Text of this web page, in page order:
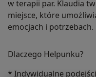
w terapii par. Klaudia
miejsce, które
emocjach i potrzebach.
Dlaczego Helpunku?
* Indywidualne